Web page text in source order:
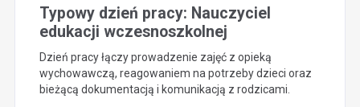
Typowy dzień pracy: Nauczyciel
edukacji wczesnoszkolnej
Dzień pracy łączy prowadzenie zajęć z opieką
wychowawczą, reagowaniem na potrzeby dzieci oraz
bieżącą dokumentacją i komunikacją z rodzicami.